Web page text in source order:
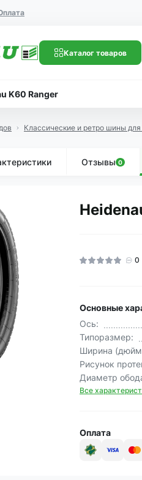
Каталог товаров
K60 Ranger
Классические и ретро шины для
Отзывы 0
0
Основные
Ось:
Типоразмер:
Ширина
Рисунок
Диаметр
Все
Оплата